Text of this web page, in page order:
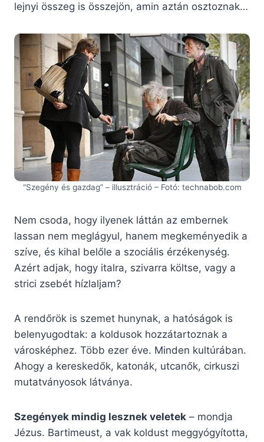
lejnyi összeg is összejön, amin aztán osztoznak…
“Szegény és gazdag” – illusztráció – Fotó: technabob.com
Nem csoda, hogy ilyenek láttán az embernek
lassan nem meglágyul, hanem megkeményedik a
szíve, és kihal belőle a szociális érzékenység.
Azért adjak, hogy italra, szivarra költse, vagy a
strici zsebét hízlaljam?
A rendőrök is szemet hunynak, a hatóságok is
belenyugodtak: a koldusok hozzátartoznak a
városképhez. Több ezer éve. Minden kultúrában.
Ahogy a kereskedők, katonák, utcanők, cirkuszi
mutatványosok látványa.
Szegények mindig lesznek veletek – mondja
Jézus. Bartimeust, a vak koldust meggyógyította,